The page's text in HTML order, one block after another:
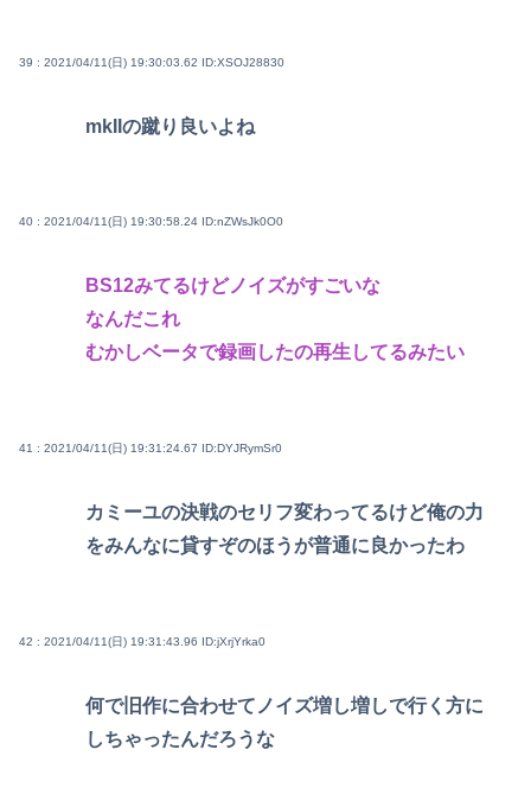
39 : 2021/04/11(日) 19:30:03.62 ID:XSOJ28830
mkIIの蹴り良いよね
40 : 2021/04/11(日) 19:30:58.24 ID:nZWsJk0O0
BS12みてるけどノイズがすごいな
なんだこれ
むかしベータで録画したの再生してるみたい
41 : 2021/04/11(日) 19:31:24.67 ID:DYJRymSr0
カミーユの決戦のセリフ変わってるけど俺の力
をみんなに貸すぞのほうが普通に良かったわ
42 : 2021/04/11(日) 19:31:43.96 ID:jXrjYrka0
何で旧作に合わせてノイズ増し増しで行く方に
しちゃったんだろうな